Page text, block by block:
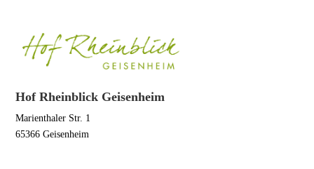
Hof Rheinblick Geisenheim
Marienthaler Str. 1
65366 Geisenheim